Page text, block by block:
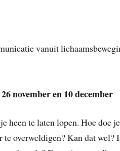
vanuit
november en 10 december
heen te laten lopen. Hoe doe
overweldigen? Kan dat wel?